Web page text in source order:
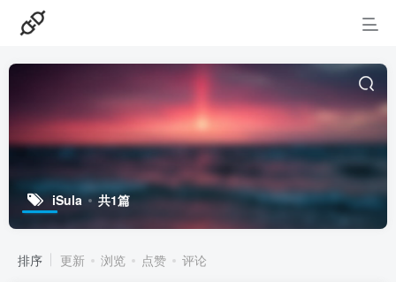
iSula 共1篇
排序 更新 浏览 点赞 评论